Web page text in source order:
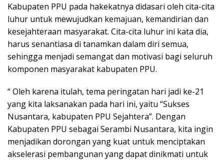
Kabupaten PPU pada hakekatnya didasari oleh cita-cita
luhur untuk mewujudkan kemajuan, kemandirian dan
kesejahteraan masyarakat. Cita-cita luhur ini kata dia,
harus senantiasa di tanamkan dalam diri semua,
sehingga menjadi semangat dan motivasi bagi seluruh
komponen masyarakat kabupaten PPU.
“ Oleh karena itulah, tema peringatan hari jadi ke-21
yang kita laksanakan pada hari ini, yaitu “Sukses
Nusantara, kabupaten PPU Sejahtera”. Dengan
Kabupaten PPU sebagai Serambi Nusantara, kita ingin
menjadikan dorongan yang kuat untuk menciptakan
akselerasi pembangunan yang dapat dinikmati untuk